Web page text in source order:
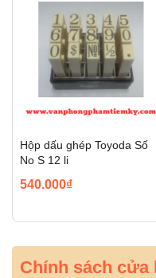
Hộp dấu ghép Toyoda Số
No S 12 li
540.000₫
Chính sách cửa